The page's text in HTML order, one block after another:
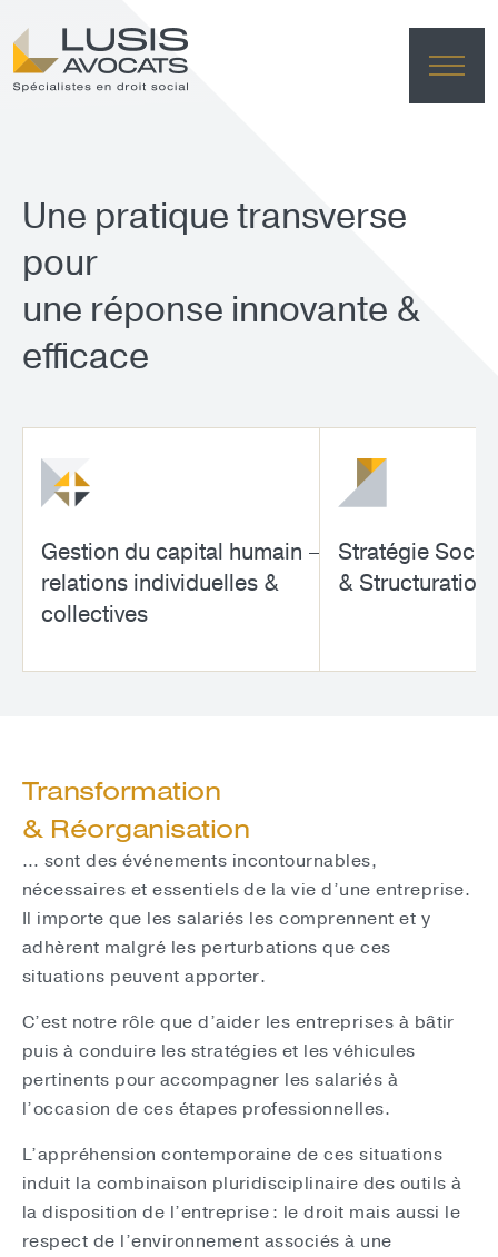
Une pratique transverse
pour
une réponse innovante &
efficace
Gestion du capital humain —
relations individuelles &
collectives
Stratégie
& Structuration
Transformation
& Réorganisation
… sont des événements incontournables,
nécessaires et essentiels de la vie d’une entreprise.
Il importe que les salariés les comprennent et y
adhèrent malgré les perturbations que ces
situations peuvent apporter.
C’est notre rôle que d’aider les entreprises à bâtir
puis à conduire les stratégies et les véhicules
pertinents pour accompagner les salariés à
l’occasion de ces étapes professionnelles.
L’appréhension contemporaine de ces situations
induit la combinaison pluridisciplinaire des outils à
la disposition de l’entreprise : le droit mais aussi le
respect de l’environnement associés à une